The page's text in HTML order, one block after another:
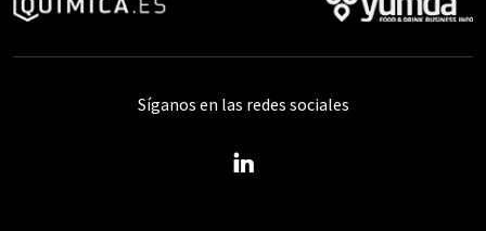
Síganos en las redes sociales